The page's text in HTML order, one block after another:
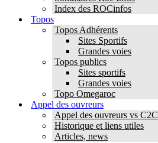
Index des ROCinfos
Topos
Topos Adhérents
Sites Sportifs
Grandes voies
Topos publics
Sites sportifs
Grandes voies
Topo Omegaroc
Appel des ouvreurs
Appel des ouvreurs vs C2C
Historique et liens utiles
Articles, news